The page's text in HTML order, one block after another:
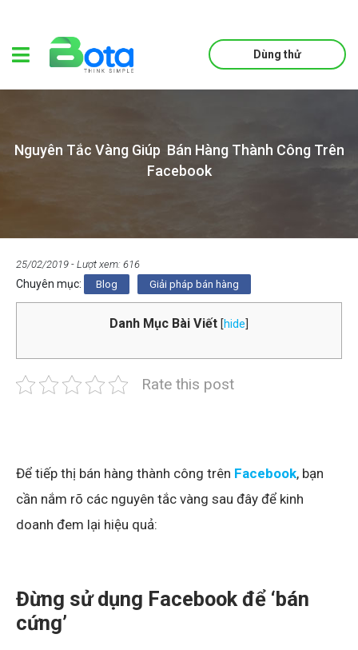
Dùng thử
Nguyên Tắc Vàng Giúp Bán Hàng Thành Công Trên
Facebook
25/02/2019 - Lượt xem: 616
Chuyên mục: Blog Giải pháp bán hàng
Danh Mục Bài Viết [hide
Rate this post
Để tiếp thị bán hàng thành công trên Facebook, bạn
cần nắm rõ các nguyên tắc vàng sau đây để kinh
doanh đem lại hiệu quả:
Đừng sử dụng Facebook để ‘bán
cứng’